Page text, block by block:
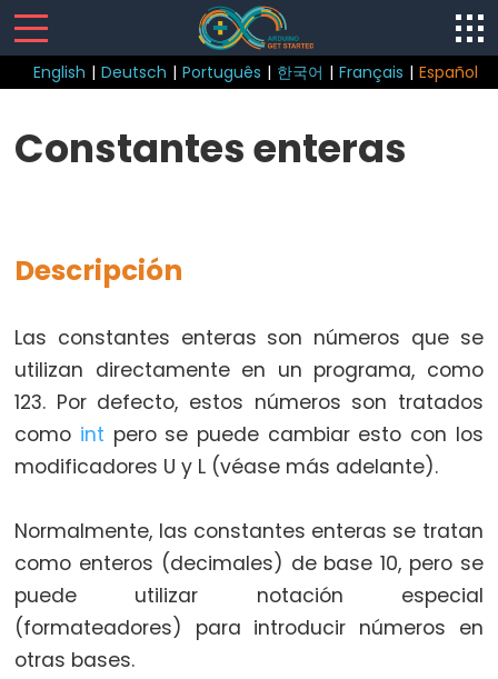
English | Deutsch | Português | 한국어 | Français | Español
Structure
do
if
else
for
goto
if
switch
case
while
Constantes enteras
Descripción
Las constantes enteras son números que se
utilizan directamente en un programa, como
123. Por defecto, estos números son tratados
como int pero se puede cambiar esto con los
modificadores U y L (véase más adelante).
Normalmente, las constantes enteras se tratan
como enteros (decimales) de base 10, pero se
puede utilizar notación especial
(formateadores) para introducir números en
otras bases.